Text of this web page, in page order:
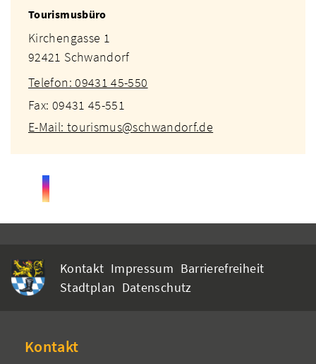
Tourismusbüro
Kirchengasse 1
92421 Schwandorf
Telefon: 09431 45-550
Fax: 09431 45-551
E-Mail: tourismus@schwandorf.de
Kontakt Impressum Barrierefreiheit
Stadtplan Datenschutz
Kontakt